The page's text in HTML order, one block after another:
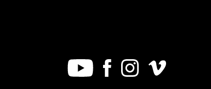
Youtube FacebookInstagram
Vimeo